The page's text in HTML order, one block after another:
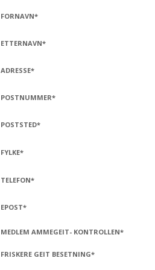
FORNAVN*
ETTERNAVN*
ADRESSE*
POSTNUMMER*
POSTSTED*
FYLKE*
TELEFON*
EPOST*
MEDLEM AMMEGEIT- KONTROLLEN*
FRISKERE GEIT BESETNING*